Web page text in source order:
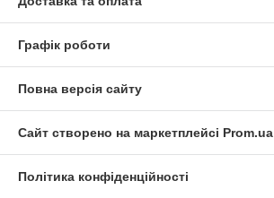
Графік роботи
Повна версія сайту
Сайт створено на маркетплейсі Prom.ua
Політика конфіденційності